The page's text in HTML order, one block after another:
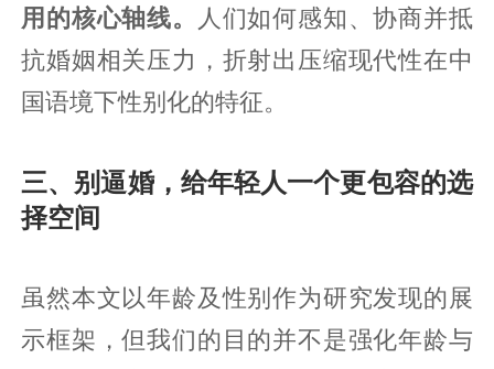
用的核心轴线。
人们如何感知、协商并抵
抗婚姻相关压力，折射出压缩现代性在中
国语境下性别化的特征。
三、别逼婚，给年轻人一个更包容的选
择空间
虽然本文以年龄及性别作为研究发现的展
示框架，但我们的目的并不是强化年龄与